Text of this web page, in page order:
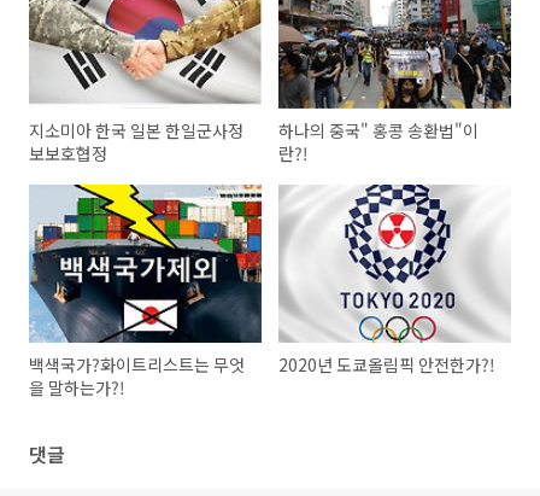
지소미아 한국 일본 한일군사정
보보호협정
하나의 중국" 홍콩 송환법"이
란?!
백색국가?화이트리스트는 무엇
을 말하는가?!
2020년 도쿄올림픽 안전한가?!
댓글